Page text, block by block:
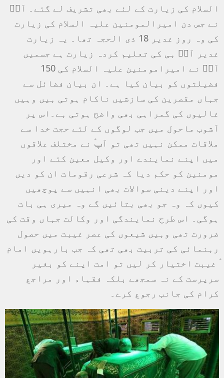
السلام کی زیارت کے لئے بھی تشریف لے گئے۔ آپؑ
نے جس دن امیرالمومنین علیہ السلام کی زیارت
کی وہ روز غدیر 18 ذی الحجہ تھا۔ یہ زیارت
غدیر آپؑ ہی کی تعلیم کردہ زیارت ہے جسمیں
آپؑ نے امیرامومنین علیہ السلام کی 150
فضیلتوں کو بیان کیا ہے۔ ان بیان فضائل سے
جہاں مقصرین کی سازشیں ناکام ہوتی ہیں وہیں
غالیوں کی گمراہی بھی واضح ہوتی ہے۔اس پر
آشوب ماحول میں جب لوگوں کے لئے حجت خدا سے
ملاقات ممکن نہیں تھی تو آپؑ نے مختلف علاقوں
میں اپنے نمایندے اور وکیل معین کئے اور
مومنین کو حکم دیا کہ شرعی رقومات ان کو دیں
اور اپنے دینی سوالات بھی انہیں سے پوچھیں
کیوں کہ وہ جو بھی بتائیں گے وہ میری ہی بات
ہوگی۔ اس طرح نمایندگی اور وکالت جہاں وقت کی
ضرورت تھی وہیں شیعوں کی عصر غیبت میں حصول
رہنمائی کی تربیت بھی تھی کہ جب بارہویں امام
ؑ غیبت اختیار کر لیں تو امت اپنے کو بغیر
سرپرست کے نہ سمجھے بلکہ فقہاء اور مراجع
کرام کی جانب رجوع کرے۔